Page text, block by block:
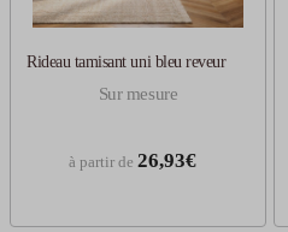
Rideau tamisant uni bleu reveur
Sur mesure
à partir de 26,93€